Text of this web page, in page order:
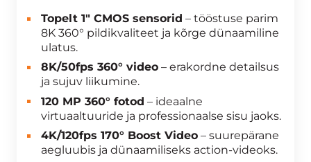
Topelt 1″ CMOS sensorid – tööstuse parim
8K 360° pildikvaliteet ja kõrge dünaamiline
ulatus.
8K/50fps 360° video – erakordne detailsus
ja sujuv liikumine.
120 MP 360° fotod – ideaalne
virtuaaltuuride ja professionaalse sisu jaoks.
4K/120fps 170° Boost Video – suurepärane
aegluubis ja dünaamiliseks action-videoks.